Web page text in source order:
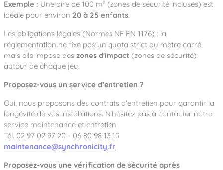
Exemple : Une aire de 100 m² (zones de sécurité incluses) est
idéale pour environ 20 à 25 enfants.
Les obligations légales (Normes NF EN 1176) : la
réglementation ne fixe pas un quota strict au mètre carré,
mais elle impose des zones d'impact (zones de sécurité)
autour de chaque jeu.
Proposez-vous un service d’entretien ?
Oui, nous proposons des contrats d’entretien pour garantir la
longévité de vos installations. N'hésitez pas à contacter notre
service maintenance et entretien
Tél. 02 97 02 97 20 - 06 80 98 13 15
maintenance@synchronicity.fr
Proposez-vous une vérification de sécurité après